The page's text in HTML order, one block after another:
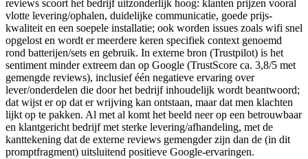
reviews scoort het bedrijf uitzonderlijk hoog: klanten prijzen vooral
vlotte levering/ophalen, duidelijke communicatie, goede prijs-
kwaliteit en een soepele installatie; ook worden issues zoals wifi snel
opgelost en wordt er meerdere keren specifiek context genoemd
rond batterijen/sets en gebruik. In externe bron (Trustpilot) is het
sentiment minder extreem dan op Google (TrustScore ca. 3,8/5 met
gemengde reviews), inclusief één negatieve ervaring over
lever/onderdelen die door het bedrijf inhoudelijk wordt beantwoord;
dat wijst er op dat er wrijving kan ontstaan, maar dat men klachten
lijkt op te pakken. Al met al komt het beeld neer op een betrouwbaar
en klantgericht bedrijf met sterke levering/afhandeling, met de
kanttekening dat de externe reviews gemengder zijn dan de (in dit
promptfragment) uitsluitend positieve Google-ervaringen.